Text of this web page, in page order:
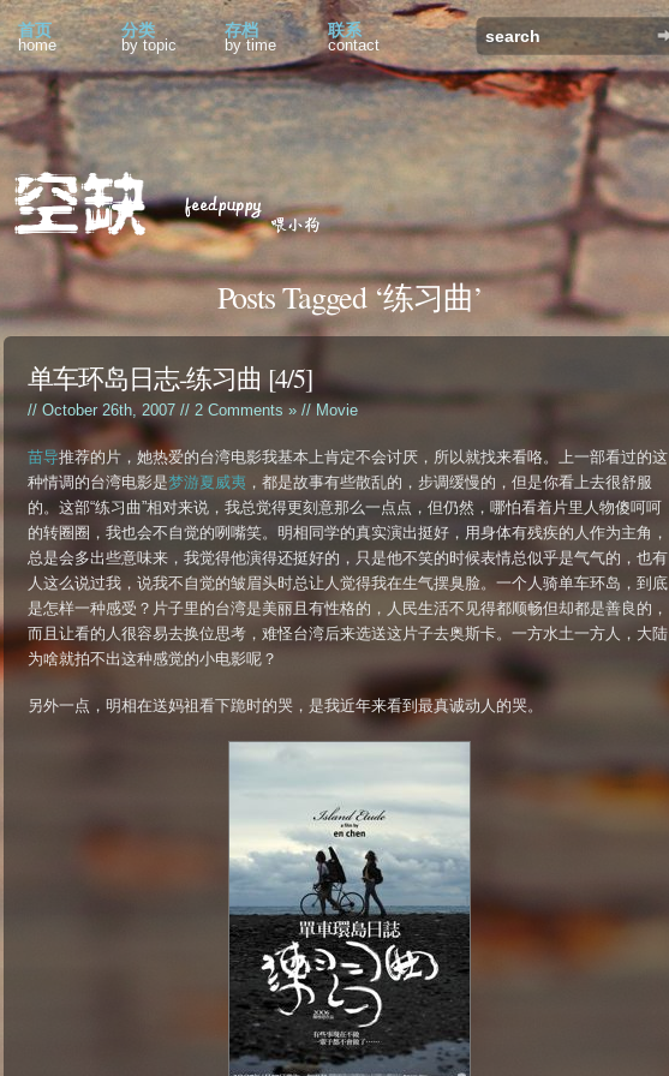
首页
home
分类
by topic
存档
by time
联系
contact
Posts Tagged ‘练习曲’
单车环岛日志-练习曲 [4/5]
// October 26th, 2007 // 2 Comments »// Movie
苗导推荐的片，她热爱的台湾电影我基本上肯定不会讨厌，所以就找来看咯。上一部看过的这
种情调的台湾电影是梦游夏威夷 ，都是故事有些散乱的，步调缓慢的，但是你看上去很舒服
的。这部“练习曲”相对来说，我总觉得更刻意那么一点点，但仍然，哪怕看着片里人物傻呵呵
的转圈圈，我也会不自觉的咧嘴笑。明相同学的真实演出挺好，用身体有残疾的人作为主角，
总是会多出些意味来，我觉得他演得还挺好的，只是他不笑的时候表情总似乎是气气的，也有
人这么说过我，说我不自觉的皱眉头时总让人觉得我在生气摆臭脸。一个人骑单车环岛，到底
是怎样一种感受？片子里的台湾是美丽且有性格的，人民生活不见得都顺畅但却都是善良的，
而且让看的人很容易去换位思考，难怪台湾后来选送这片子去奥斯卡。一方水土一方人，大陆
为啥就拍不出这种感觉的小电影呢？
另外一点，明相在送妈祖看下跪时的哭，是我近年来看到最真诚动人的哭。